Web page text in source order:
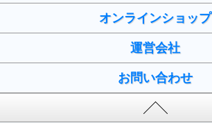
オンラインショップ
運営会社
お問い合わせ